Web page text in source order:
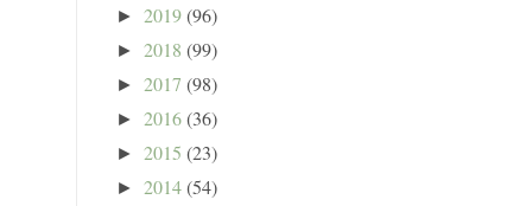
► 2019(96)
► 2018 (99)
► 2017 (98)
► 2016(36)
► 2015 (23)
► 2014(54)